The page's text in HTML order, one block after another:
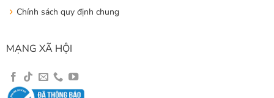
Chính sách quy định chung
MẠNG XÃ HỘI